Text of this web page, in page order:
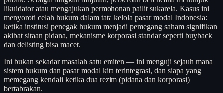
likuidator atau mengajukan permohonan pailit sukarela. Kasus ini
menyoroti celah hukum dalam tata kelola pasar modal Indonesia:
ketika institusi penegak hukum menjadi pemegang saham signifikan
akibat sitaan pidana, mekanisme korporasi standar seperti buyback
dan delisting bisa macet.
Ini bukan sekadar masalah satu emiten — ini menguji sejauh mana
sistem hukum dan pasar modal kita terintegrasi, dan siapa yang
memegang kendali ketika dua rezim (pidana dan korporasi)
bertabrakan.